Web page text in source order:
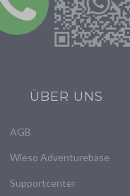
ÜBER UNS
AGB
Wieso Adventurebase
Supportcenter